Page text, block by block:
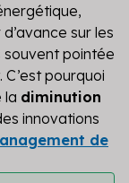
sur les
souvent pointée
pourquoi
la diminution
innovations
de